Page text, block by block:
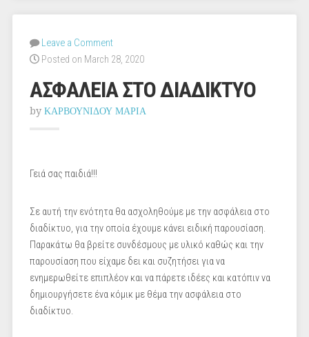
Leave a Comment
Posted on March 28, 2020
ΑΣΦΑΛΕΙΑ ΣΤΟ ΔΙΑΔΙΚΤΥΟ
by ΚΑΡΒΟΥΝΙΔΟΥ ΜΑΡΙΑ
Γειά σας παιδιά!!!
Σε αυτή την ενότητα θα ασχοληθούμε με την ασφάλεια στο
διαδίκτυο, για την οποία έχουμε κάνει ειδική παρουσίαση.
Παρακάτω θα βρείτε συνδέσμους με υλικό καθώς και την
παρουσίαση που είχαμε δει και συζητήσει για να
ενημερωθείτε επιπλέον και να πάρετε ιδέες και κατόπιν να
δημιουργήσετε ένα κόμικ με θέμα την ασφάλεια στο
διαδίκτυο.